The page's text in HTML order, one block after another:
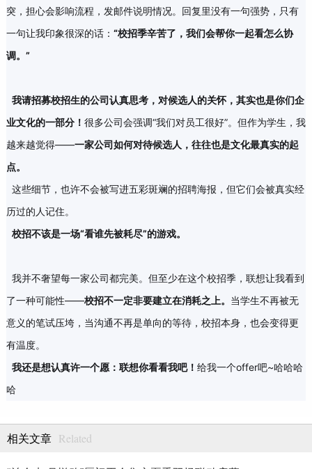
突，担心会影响流程，发邮件说明情况。回复里没有一句强势，只有
一句让我印象很深的话： “校招季辛苦了，我们会帮你一起看怎么协
调。”
我请招募校招生的公司认真思考， 对候选人的关怀，其实也是你们企
业文化的一部分！ 很多公司会强调“我们对员工很好”。但作为学生，我
越来越觉得——一家公司如何对待候选人，往往也是文化最真实的起
点。
这些细节，也许不会被写进五彩斑斓的招聘海报，但它们会被真实经
历过的人记住。
校招不该是一场“看谁先被耗尽”的游戏。
我并不奢望每一家公司都完美。但至少在这个校招季，联想让我看到
了一种可能性——校招不一定非要建立在消耗之上。 当学生不再被无
意义的笔试压垮，当沟通不再是单向的等待，校招本身，也会变得更
有温度。
我还是想认真许一个愿：联想你看看我吧！ 给我一个offer吧~哈哈哈
哈
相关文章 Related